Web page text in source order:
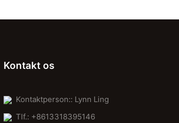
Kontakt os
Kontaktperson:: Lynn Ling
Tlf.: +8613318395146